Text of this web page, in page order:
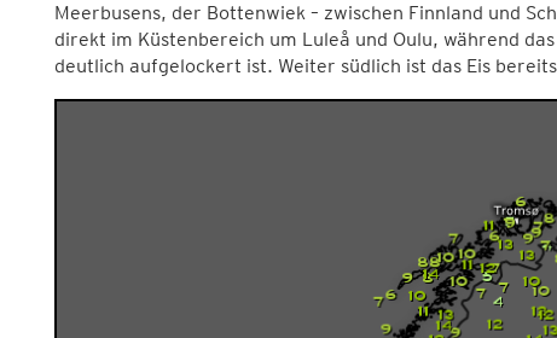
Meerbusens, der Bottenwiek – zwischen Finnland und
direkt im Küstenbereich um Luleå und Oulu, während
deutlich aufgelockert ist. Weiter südlich ist das Eis